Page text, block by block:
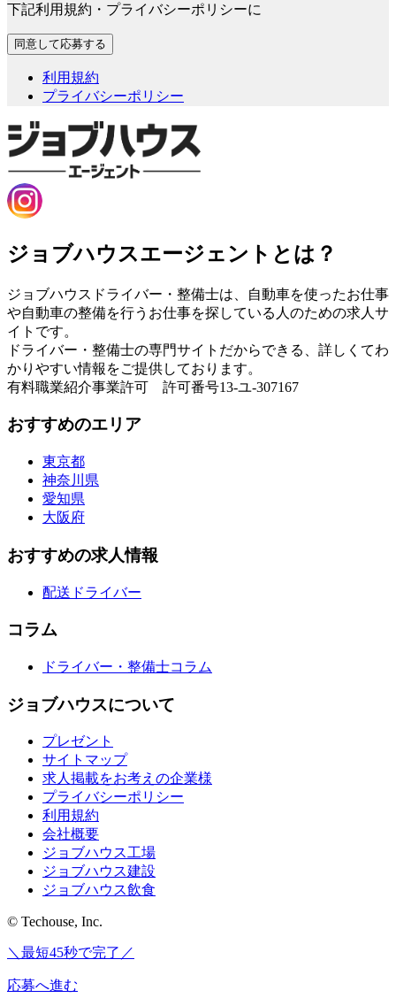
下記利用規約・プライバシーポリシーに
利用規約
プライバシーポリシー
ジョブハウスエージェントとは？
ジョブハウスドライバー・整備士は、自動車を使ったお仕事
や自動車の整備を行うお仕事を探している人のための求人サ
イトです。
ドライバー・整備士の専門サイトだからできる、詳しくてわ
かりやすい情報をご提供しております。
有料職業紹介事業許可 許可番号13-ユ-307167
おすすめのエリア
東京都
神奈川県
愛知県
大阪府
おすすめの求人情報
配送ドライバー
コラム
ドライバー・整備士コラム
ジョブハウスについて
プレゼント
サイトマップ
求人掲載をお考えの企業様
プライバシーポリシー
利用規約
会社概要
ジョブハウス工場
ジョブハウス建設
ジョブハウス飲食
© Techouse, Inc.
＼最短45秒で完了／
応募へ進む